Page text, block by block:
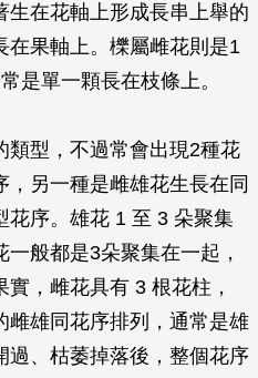
生在花軸上形成長串上舉的
在果軸上。櫟屬雌花則是1
是單一顆長在枝條上。
類型，不過常會出現2種花
另一種是雌雄花生長在同
花序。雄花 1 至 3 朵聚集
般都是3朵聚集在一起，
，雌花具有 3 根花柱，
雌雄同花序排列，通常是雄
過、枯萎掉落後，整個花序